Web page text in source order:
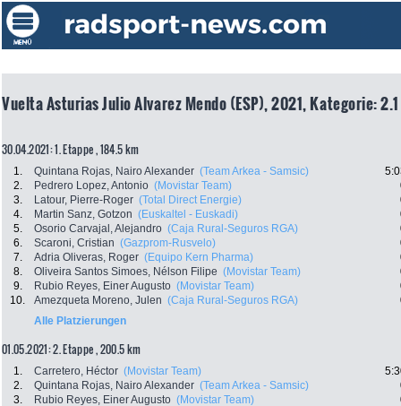
Vuelta Asturias Julio Alvarez Mendo (ESP), 2021, Kategorie: 2.1
30.04.2021: 1. Etappe , 184.5 km
1. Quintana Rojas, Nairo Alexander (Team Arkea - Samsic)
2.
Pedrero Lopez, Antonio (Movistar Team)
3.
Latour, Pierre-Roger (Total Direct Energie)
4.
Martin Sanz, Gotzon (Euskaltel - Euskadi)
5.
Osorio Carvajal, Alejandro (Caja Rural-Seguros RGA)
6.
Scaroni, Cristian (Gazprom-Rusvelo)
7.
Adria Oliveras, Roger (Equipo Kern Pharma)
8.
Oliveira Santos Simoes, Nélson Filipe (Movistar Team)
9.
Rubio Reyes, Einer Augusto (Movistar Team)
10.
Amezqueta Moreno, Julen (Caja Rural-Seguros RGA)
Alle Platzierungen
01.05.2021: 2. Etappe , 200.5 km
1. Carretero, Héctor (Movistar Team)
2.
Quintana Rojas, Nairo Alexander (Team Arkea - Samsic)
3.
Rubio Reyes, Einer Augusto (Movistar Team)